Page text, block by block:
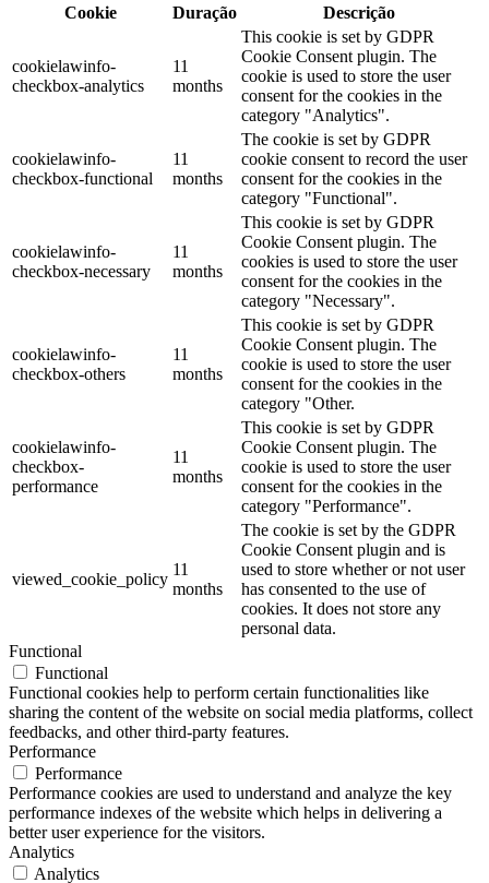
Cookie
Duração Descrição
cookielawinfo-
checkbox-analytics
11
months
This cookie is set by GDPR
Cookie Consent plugin. The
cookie is used to store the user
consent for the cookies in the
category "Analytics".
cookielawinfo-
checkbox-functional
11
months
The cookie is set by GDPR
cookie consent to record the user
consent for the cookies in the
category "Functional".
cookielawinfo-
checkbox-necessary
11
months
This cookie is set by GDPR
Cookie Consent plugin. The
cookies is used to store the user
consent for the cookies in the
category "Necessary".
cookielawinfo-
checkbox-others
11
months
This cookie is set by GDPR
Cookie Consent plugin. The
cookie is used to store the user
consent for the cookies in the
category "Other.
cookielawinfo-
checkbox-
performance
11
months
This cookie is set by GDPR
Cookie Consent plugin. The
cookie is used to store the user
consent for the cookies in the
category "Performance".
viewed_cookie_policy
11
months
The cookie is set by the GDPR
Cookie Consent plugin and is
used to store whether or not user
has consented to the use of
cookies. It does not store any
personal data.
Functional
Functional
Functional cookies help to perform certain functionalities like
sharing the content of the website on social media platforms, collect
feedbacks, and other third-party features.
Performance
Performance
Performance cookies are used to understand and analyze the key
performance indexes of the website which helps in delivering a
better user experience for the visitors.
Analytics
Analytics